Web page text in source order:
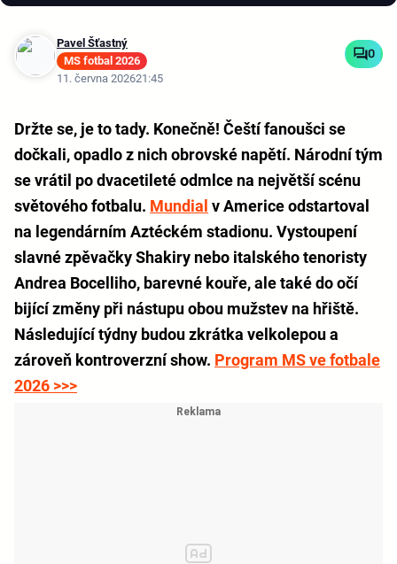
Pavel Šťastný
MS fotbal 2026
11. června 202621:45
0
Držte se, je to tady. Konečně! Čeští fanoušci se
dočkali, opadlo z nich obrovské napětí. Národní tým
se vrátil po dvacetileté odmlce na největší scénu
světového fotbalu. Mundial v Americe odstartoval
na legendárním Aztéckém stadionu. Vystoupení
slavné zpěvačky Shakiry nebo italského tenoristy
Andrea Bocelliho, barevné kouře, ale také do očí
bijící změny při nástupu obou mužstev na hřiště.
Následující týdny budou zkrátka velkolepou a
zároveň kontroverzní show. Program MS ve fotbale
2026 >>>